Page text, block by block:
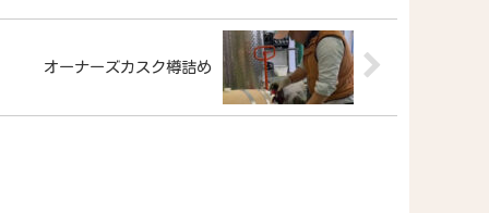
オーナーズカスク樽詰め